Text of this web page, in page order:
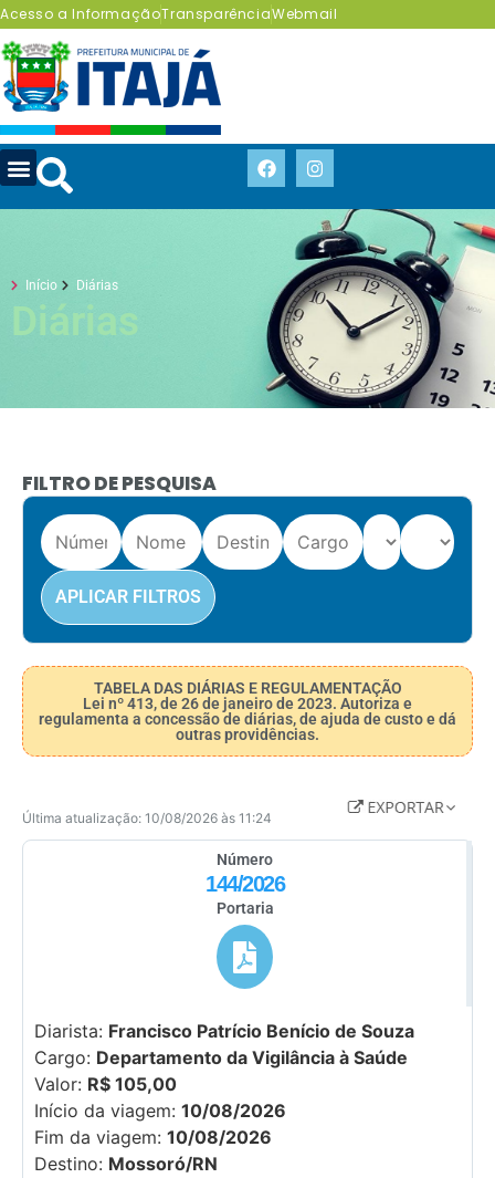
Acesso a InformaçãoTransparênciaWebmail
Início Diárias
Diárias
FILTRO DE PESQUISA
APLICAR FILTROS
TABELA DAS DIÁRIAS E REGULAMENTAÇÃO
Lei nº 413, de 26 de janeiro de 2023. Autoriza e
regulamenta a concessão de diárias, de ajuda de custo e dá
outras providências.
Última atualização: 10/08/2026 às 11:24
Número
144/2026
Portaria
Diarista: Francisco Patrício Benício de Souza
Cargo: Departamento da Vigilância à Saúde
Valor: R$ 105,00
Início da viagem: 10/08/2026
Fim da viagem: 10/08/2026
Destino: Mossoró/RN